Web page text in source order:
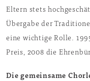
Eltern stets
Übergabe der
eine wichtige Rolle.
Preis, 2008 die
Die gemeinsame